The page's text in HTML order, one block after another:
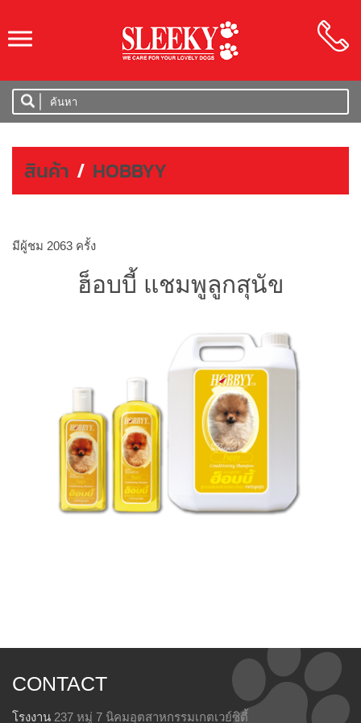
SLEEKY
สินค้า / HOBBYY
มีผู้ชม 2063 ครั้ง
ฮ็อบบี้ แชมพูลูกสุนัข
CONTACT
โรงงาน 237 หมู่ 7 นิคมอุตสาหกรรมเกตเวย์ซิตี้